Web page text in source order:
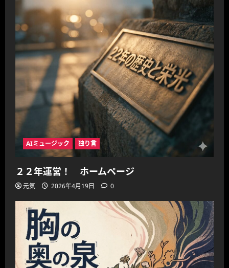
AIミュージック 独り言
２２年運営！ ホームページ
元気 2026年4月19日 0